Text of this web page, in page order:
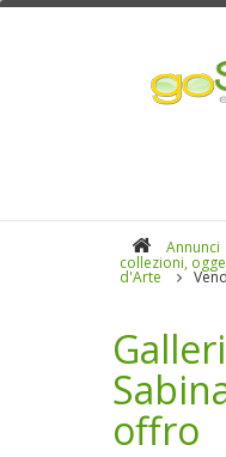
Annunci
collezioni,
d'Arte
offro